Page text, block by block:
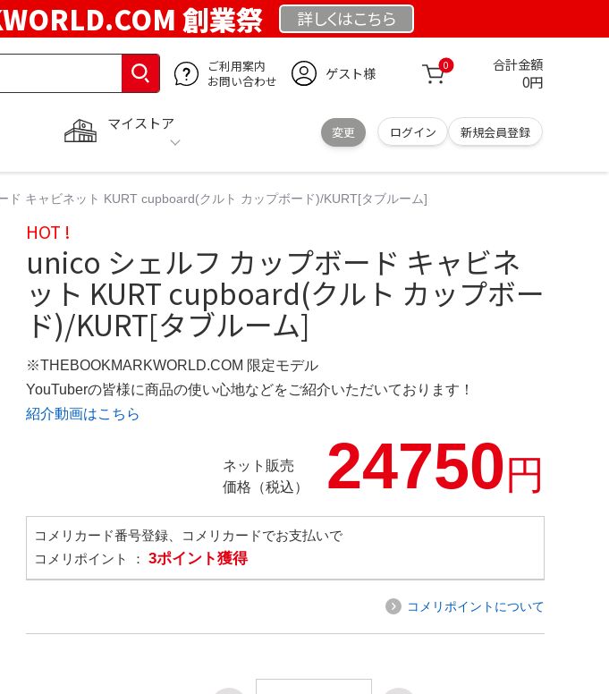
創業祭 詳しくはこちら
ご利用案内
お問い合わせ
ゲスト様 0 合計金額
0円
マイストア
変更 ログイン 新規会員登録
ド キャビネット KURT cupboard(クルト カップボード)/KURT[タブルーム]
HOT !
unico シェルフ カップボード キャビネ
ット KURT cupboard(クルト カップボー
ド)/KURT[タブルーム]
※THEBOOKMARKWORLD.COM 限定モデル
YouTuberの皆様に商品の使い心地などをご紹介いただいております！
紹介動画はこちら
ネット販売
価格（税込）
24750円
コメリカード番号登録、コメリカードでお支払いで
コメリポイント ： 3ポイント獲得
コメリポイントについて